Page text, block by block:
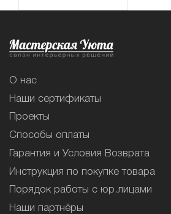
О нас
Наши сертификаты
Проекты
Способы оплаты
Гарантия и Условия Возврата
Инструкция по покупке товара
Порядок работы с юр.лицами
Наши партнёры